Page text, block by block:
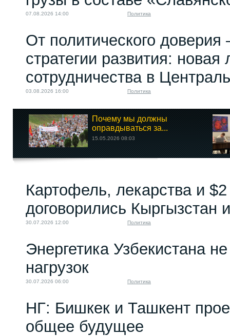
07.08.2026 14:00 Политика
От политического
стратегии развития: новая
сотрудничества в
03.08.2026 16:00 Политика
Почему мы должны
оправдываться за...
15.05.2026 08:03
Картофель, лекарства и
договорились Кыргызстан
30.07.2026 12:00 Политика
Энергетика Узбекистана
нагрузок
30.07.2026 06:00 Политика
НГ: Бишкек и Ташкент
общее будущее